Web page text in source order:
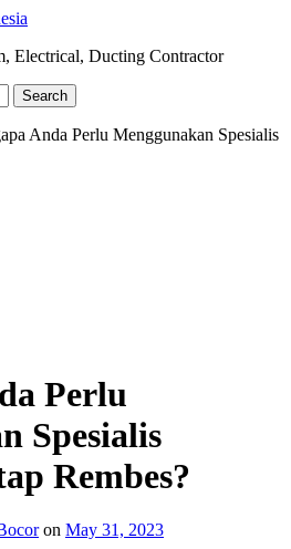
Electrical, Ducting Contractor
Search
Anda Perlu Menggunakan Spesialis
Perlu
Spesialis
Rembes?
on May 31, 2023